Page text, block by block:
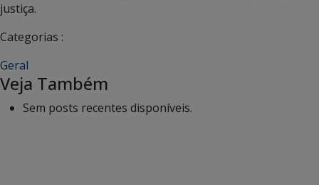
justiça.
Categorias :
Geral
Veja Também
Sem posts recentes disponíveis.